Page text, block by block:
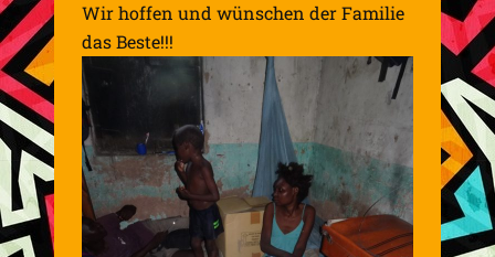
Wir hoffen und wünschen der Familie
das Beste!!!